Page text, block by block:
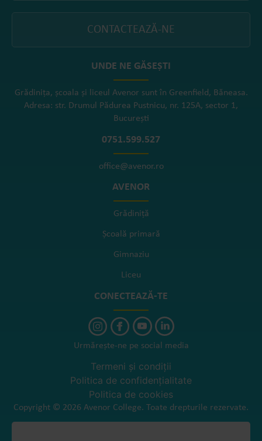
CONTACTEAZĂ-NE
UNDE NE GĂSEȘTI
Grădinița, școala și liceul Avenor sunt în Greenfield, Băneasa.
Adresa: str. Drumul Pădurea Pustnicu, nr. 125A, sector 1,
București
0751.599.527
office@avenor.ro
AVENOR
Grădiniță
Școală primară
Gimnaziu
Liceu
CONECTEAZĂ-TE
Urmărește-ne pe social media
Termeni și condiții
Politica de confidențialitate
Politica de cookies
Copyright © 2026 Avenor College. Toate drepturile rezervate.